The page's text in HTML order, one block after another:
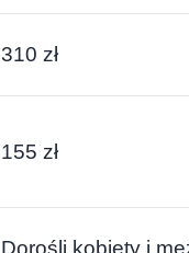
310 zł
155 zł
Dorośli kobiety i